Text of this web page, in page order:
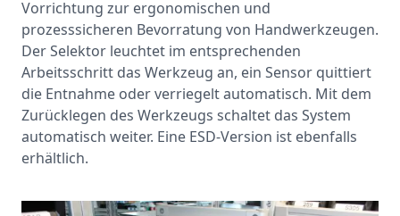
Vorrichtung zur ergonomischen und
prozesssicheren Bevorratung von Handwerkzeugen.
Der Selektor leuchtet im entsprechenden
Arbeitsschritt das Werkzeug an, ein Sensor quittiert
die Entnahme oder verriegelt automatisch. Mit dem
Zurücklegen des Werkzeugs schaltet das System
automatisch weiter. Eine ESD-Version ist ebenfalls
erhältlich.